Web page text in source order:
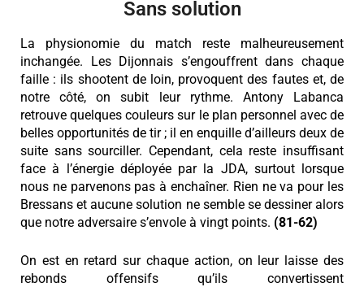
Sans solution
La physionomie du match reste malheureusement
inchangée. Les Dijonnais s’engouffrent dans chaque
faille : ils shootent de loin, provoquent des fautes et, de
notre côté, on subit leur rythme. Antony Labanca
retrouve quelques couleurs sur le plan personnel avec de
belles opportunités de tir ; il en enquille d’ailleurs deux de
suite sans sourciller. Cependant, cela reste insuffisant
face à l’énergie déployée par la JDA, surtout lorsque
nous ne parvenons pas à enchaîner. Rien ne va pour les
Bressans et aucune solution ne semble se dessiner alors
que notre adversaire s’envole à vingt points. (81-62)
On est en retard sur chaque action, on leur laisse des
rebonds offensifs qu’ils convertissent